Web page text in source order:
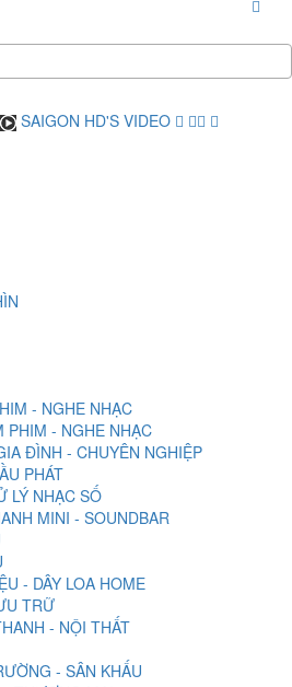
SAIGON HD'S VIDEO
- NGHE NHẠC
PHIM - NGHE NHẠC
ĐÌNH - CHUYÊN NGHIỆP
PHÁT
LÝ NHẠC SỐ
MINI - SOUNDBAR
- DÂY LOA HOME
TRỮ
- NỘI THẤT
- SÂN KHẤU